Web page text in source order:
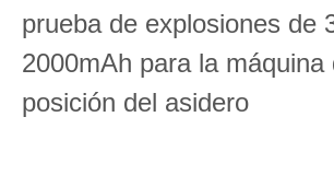
prueba de explosiones de
2000mAh para la máquina
posición del asidero